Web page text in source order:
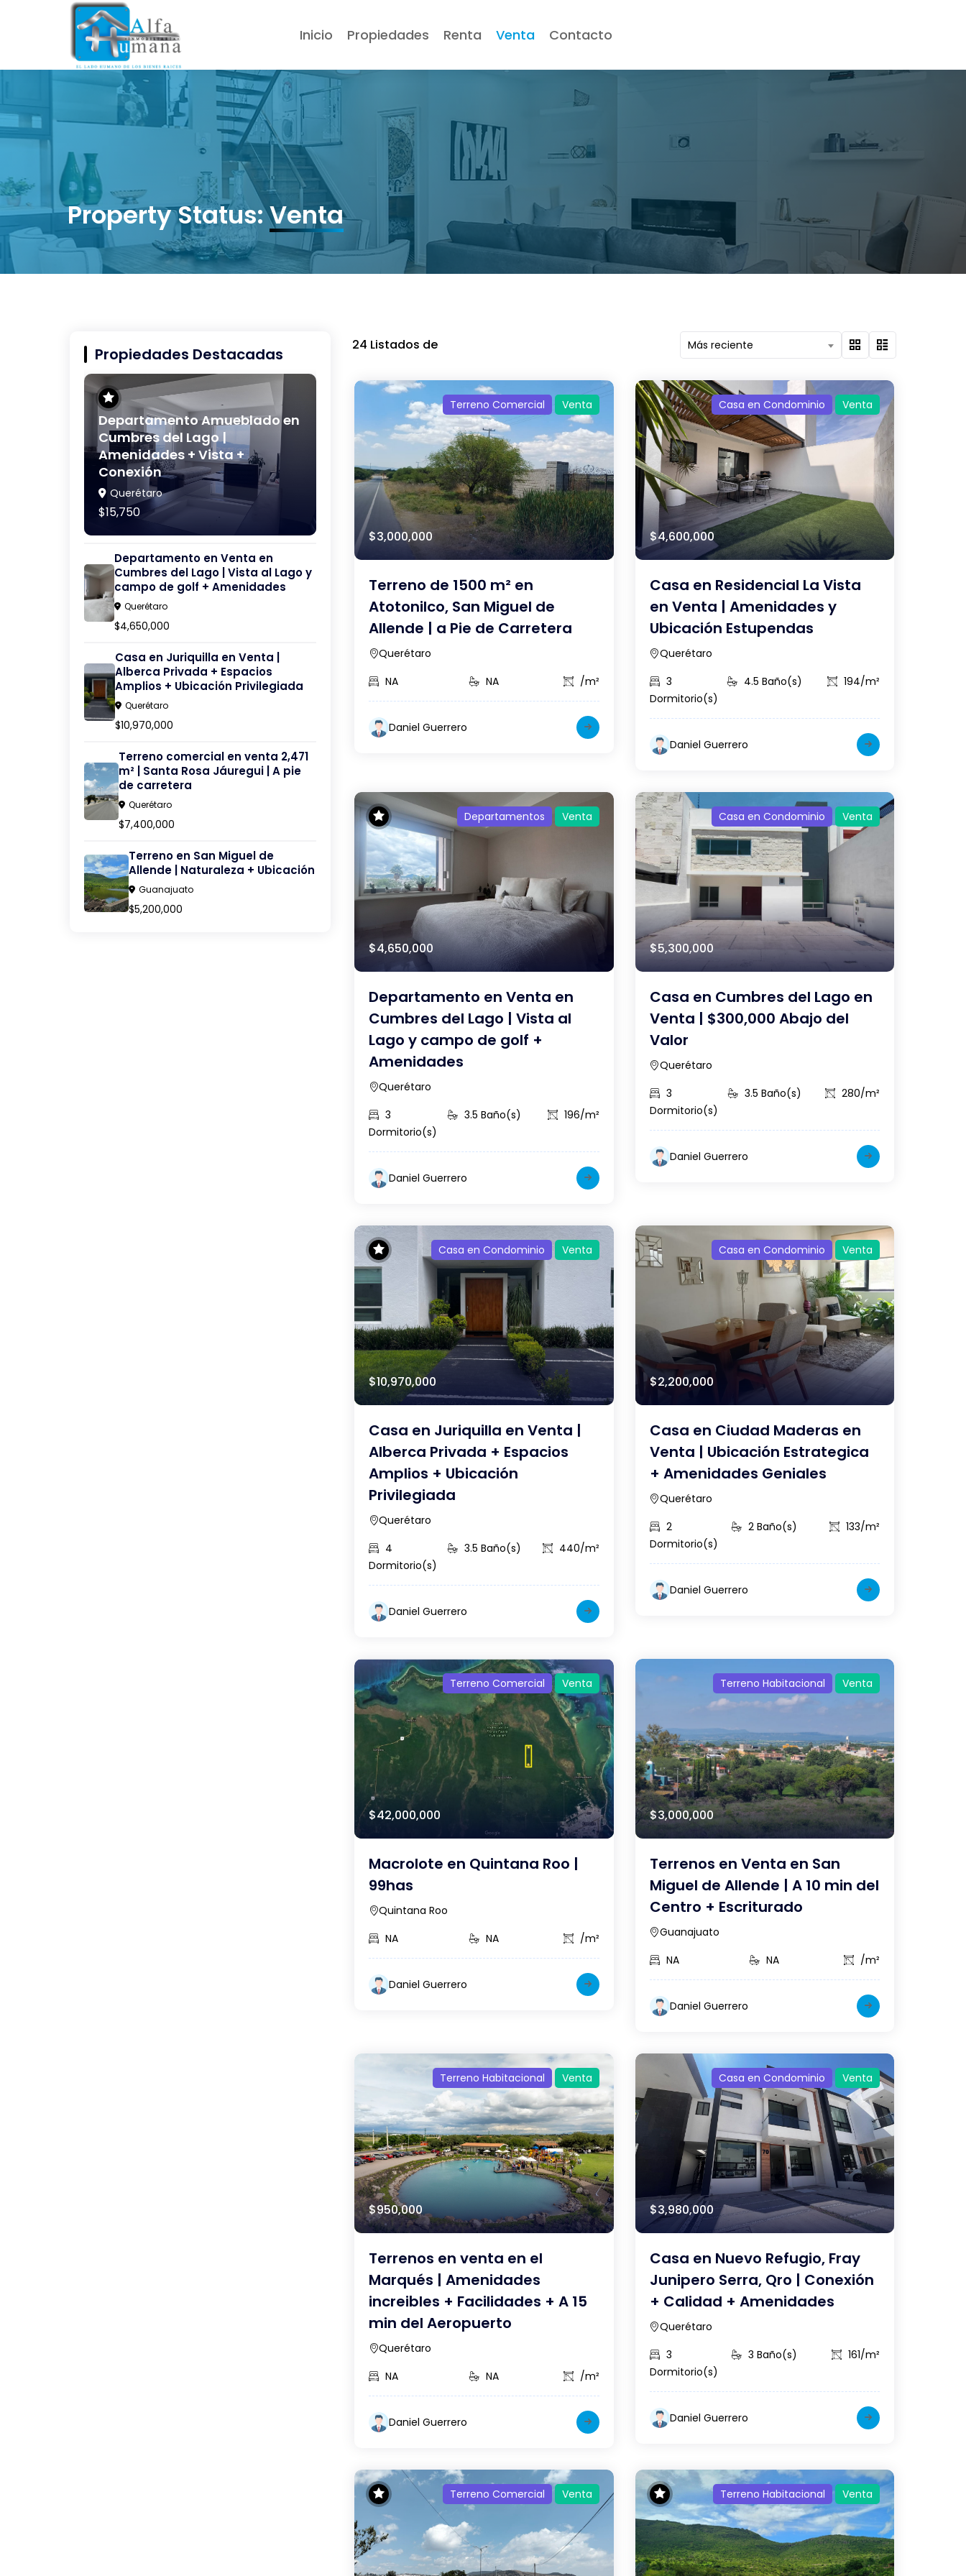
Inicio Propiedades Renta Venta Contacto
Property Status:Venta
24 Listados de Más reciente
Terreno Comercial Venta
$3,000,000
Terreno de 1500 m² en
Atotonilco, San Miguel de
Allende | a Pie de Carretera
Querétaro
NA
NA /m²
Daniel Guerrero
Casa en Condominio Venta
$4,600,000
Casa en Residencial La Vista
en Venta | Amenidades y
Ubicación Estupendas
Querétaro
3
Dormitorio(s)
4.5 Baño(s) 194/m²
Daniel Guerrero
Departamentos Venta
$4,650,000
Departamento en Venta en
Cumbres del Lago | Vista al
Lago y campo de golf +
Amenidades
Querétaro
3
Dormitorio(s)
3.5 Baño(s) 196/m²
Daniel Guerrero
Casa en Condominio Venta
$5,300,000
Casa en Cumbres del Lago en
Venta | $300,000 Abajo del
Valor
Querétaro
3
Dormitorio(s)
3.5 Baño(s) 280/m²
Daniel Guerrero
Casa en Condominio Venta
$10,970,000
Casa en Juriquilla en Venta |
Alberca Privada + Espacios
Amplios + Ubicación
Privilegiada
Querétaro
4
Dormitorio(s)
3.5 Baño(s) 440/m²
Daniel Guerrero
Casa en Condominio Venta
$2,200,000
Casa en Ciudad Maderas en
Venta | Ubicación Estrategica
+ Amenidades Geniales
Querétaro
2
Dormitorio(s)
2 Baño(s) 133/m²
Daniel Guerrero
Terreno Comercial Venta
$42,000,000
Macrolote en Quintana Roo |
99has
Quintana Roo
NA
NA /m²
Daniel Guerrero
Terreno Habitacional Venta
$3,000,000
Terrenos en Venta en San
Miguel de Allende | A 10 min del
Centro + Escriturado
Guanajuato
NA
NA /m²
Daniel Guerrero
Terreno Habitacional Venta
$950,000
Terrenos en venta en el
Marqués | Amenidades
increibles + Facilidades + A 15
min del Aeropuerto
Querétaro
NA
NA /m²
Daniel Guerrero
Casa en Condominio Venta
$3,980,000
Casa en Nuevo Refugio, Fray
Junipero Serra, Qro | Conexión
+ Calidad + Amenidades
Querétaro
3
Dormitorio(s)
3 Baño(s) 161/m²
Daniel Guerrero
Terreno Comercial Venta Terreno Habitacional Venta
Propiedades Destacadas
Departamento Amueblado en
Cumbres del Lago |
Amenidades + Vista +
Conexión
Querétaro
$15,750
Departamento en Venta en
Cumbres del Lago | Vista al Lago y
campo de golf + Amenidades
Querétaro
$4,650,000
Casa en Juriquilla en Venta |
Alberca Privada + Espacios
Amplios + Ubicación Privilegiada
Querétaro
$10,970,000
Terreno comercial en venta 2,471
m² | Santa Rosa Jáuregui | A pie
de carretera
Querétaro
$7,400,000
Terreno en San Miguel de
Allende | Naturaleza + Ubicación
Guanajuato
$5,200,000